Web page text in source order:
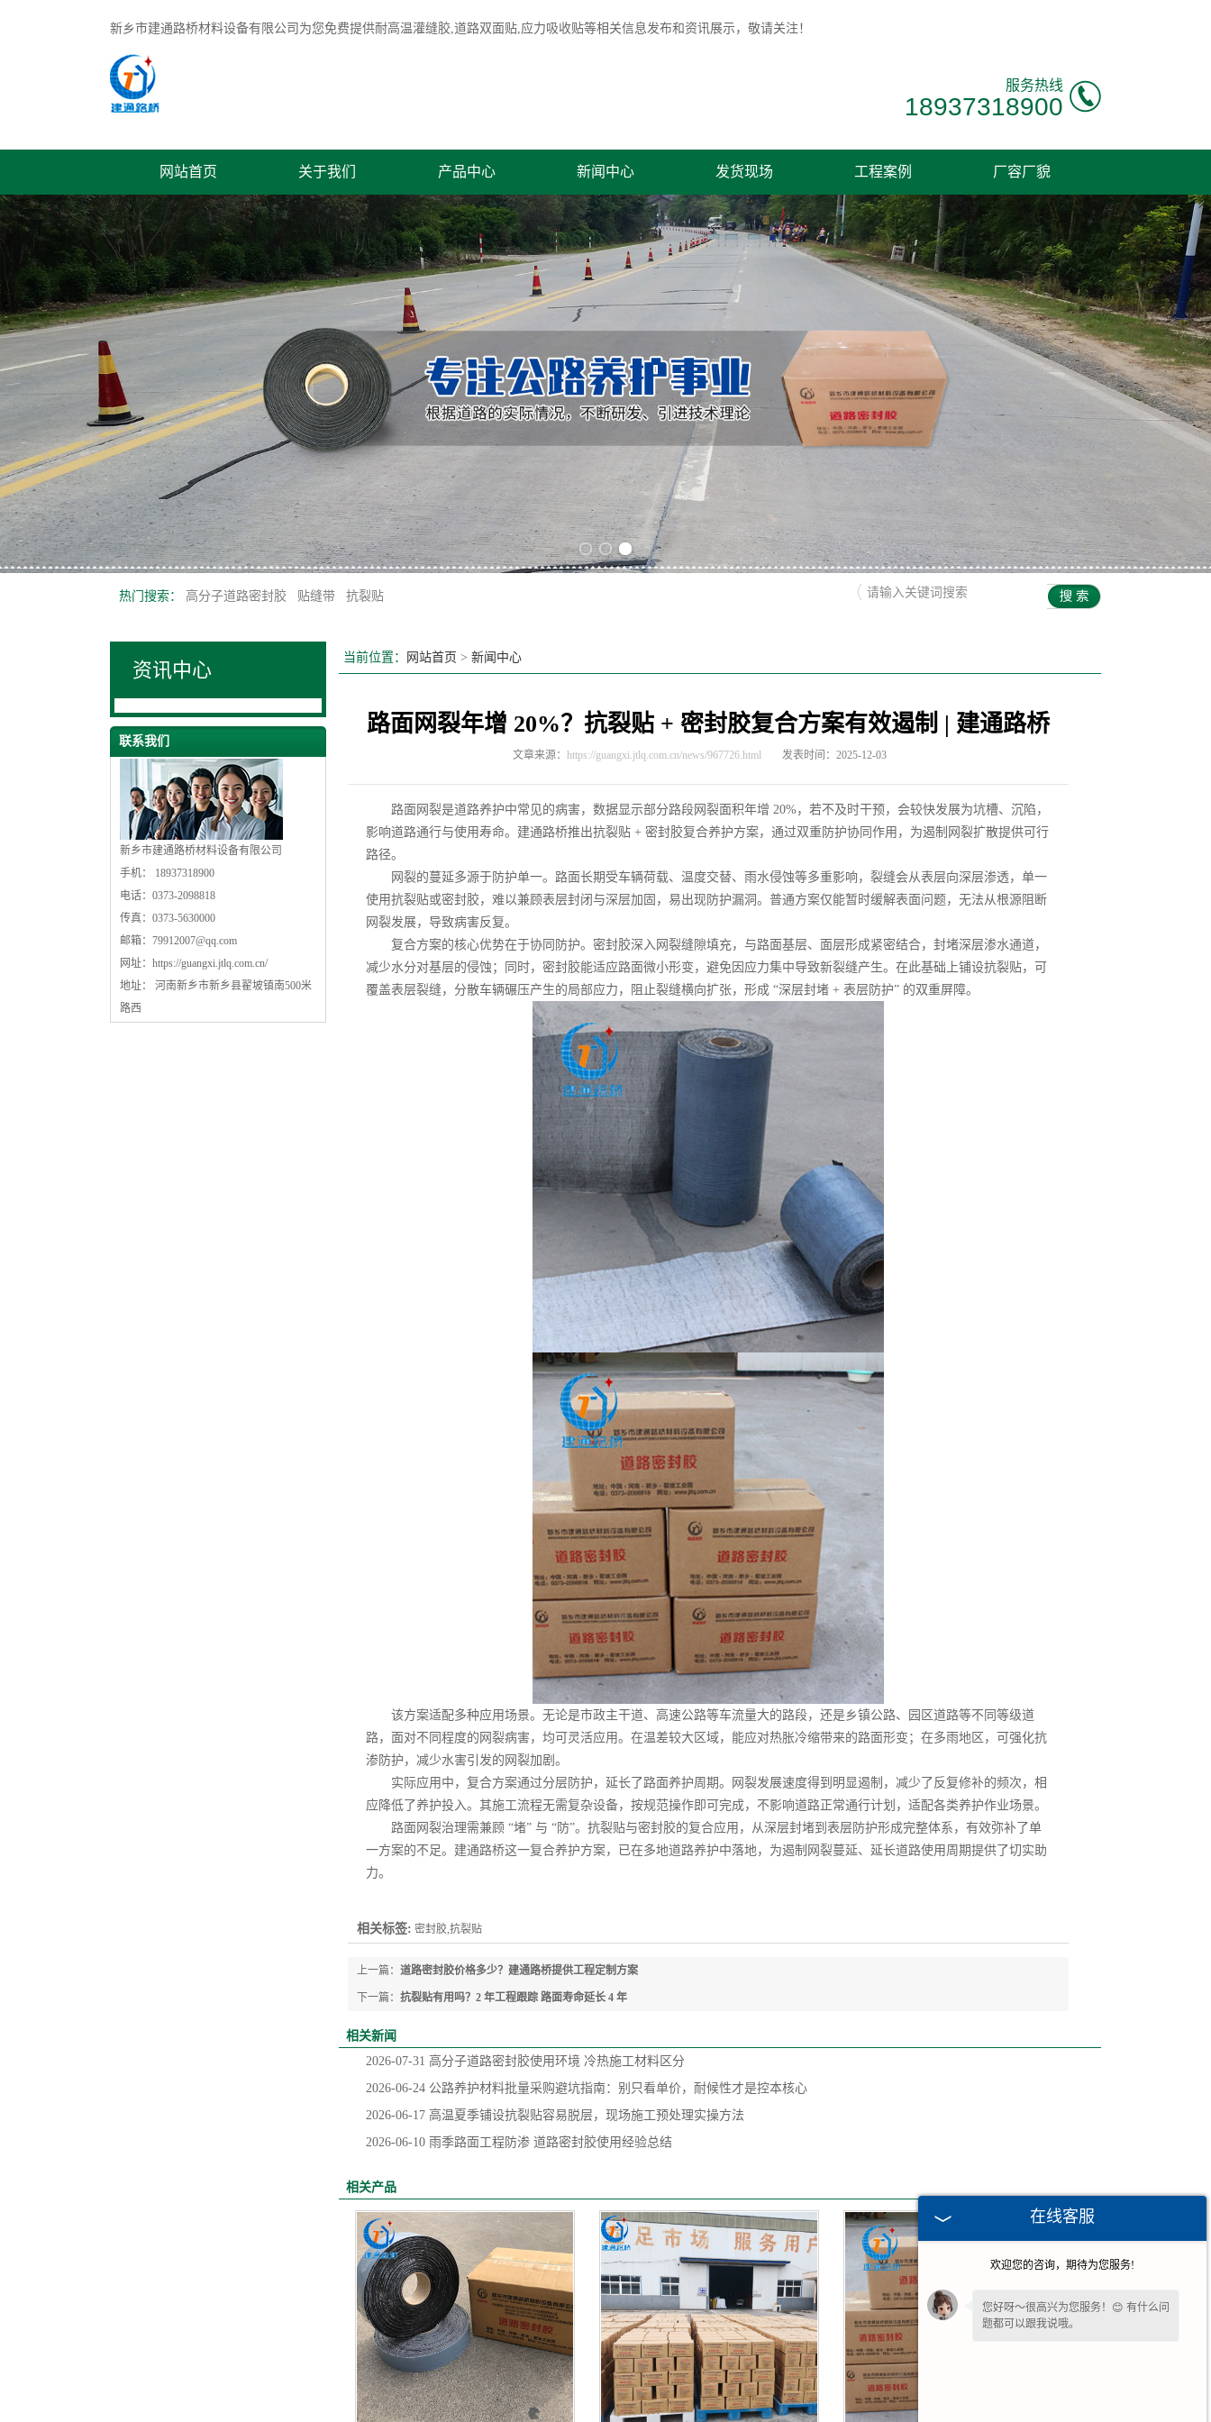
新乡市建通路桥材料设备有限公司为您免费提供耐高温灌缝胶,道路双面贴,应力吸收贴等相关信息发布和资讯展示，敬请关注！
服务热线
18937318900
网站首页 关于我们 产品中心 新闻中心 发货现场 工程案例 厂容厂貌
联系我们
热门搜索： 高分子道路密封胶 贴缝带 抗裂贴
资讯中心
联系我们
新乡市建通路桥材料设备有限公司
手机： 18937318900
电话：0373-2098818
传真：0373-5630000
邮箱： 79912007@qq.com
网址： https://guangxi.jtlq.com.cn/
地址： 河南新乡市新乡县翟坡镇南500米
路西
当前位置： 网站首页 > 新闻中心
路面网裂年增 20%？抗裂贴 + 密封胶复合方案有效遏制 | 建通路桥
文章来源： https://guangxi.jtlq.com.cn/news/967726.html 发表时间：2025-12-03
路面网裂是道路养护中常见的病害，数据显示部分路段网裂面积年增 20%，若不及时干预，会较快发展为坑槽、沉陷，
影响道路通行与使用寿命。建通路桥推出抗裂贴 + 密封胶复合养护方案，通过双重防护协同作用，为遏制网裂扩散提供可行
路径。
网裂的蔓延多源于防护单一。路面长期受车辆荷载、温度交替、雨水侵蚀等多重影响，裂缝会从表层向深层渗透，单一
使用抗裂贴或密封胶，难以兼顾表层封闭与深层加固，易出现防护漏洞。普通方案仅能暂时缓解表面问题，无法从根源阻断
网裂发展，导致病害反复。
复合方案的核心优势在于协同防护。密封胶深入网裂缝隙填充，与路面基层、面层形成紧密结合，封堵深层渗水通道，
减少水分对基层的侵蚀；同时，密封胶能适应路面微小形变，避免因应力集中导致新裂缝产生。在此基础上铺设抗裂贴，可
覆盖表层裂缝，分散车辆碾压产生的局部应力，阻止裂缝横向扩张，形成 “深层封堵 + 表层防护” 的双重屏障。
该方案适配多种应用场景。无论是市政主干道、高速公路等车流量大的路段，还是乡镇公路、园区道路等不同等级道
路，面对不同程度的网裂病害，均可灵活应用。在温差较大区域，能应对热胀冷缩带来的路面形变；在多雨地区，可强化抗
渗防护，减少水害引发的网裂加剧。
实际应用中，复合方案通过分层防护，延长了路面养护周期。网裂发展速度得到明显遏制，减少了反复修补的频次，相
应降低了养护投入。其施工流程无需复杂设备，按规范操作即可完成，不影响道路正常通行计划，适配各类养护作业场景。
路面网裂治理需兼顾 “堵” 与 “防”。抗裂贴与密封胶的复合应用，从深层封堵到表层防护形成完整体系，有效弥补了单
一方案的不足。建通路桥这一复合养护方案，已在多地道路养护中落地，为遏制网裂蔓延、延长道路使用周期提供了切实助
力。
相关标签: 密封胶,抗裂贴
上一篇： 道路密封胶价格多少？建通路桥提供工程定制方案
下一篇： 抗裂贴有用吗？2 年工程跟踪 路面寿命延长 4 年
相关新闻
2026-07-31 高分子道路密封胶使用环境 冷热施工材料区分
2026-06-24 公路养护材料批量采购避坑指南：别只看单价，耐候性才是控本核心
2026-06-17 高温夏季铺设抗裂贴容易脱层，现场施工预处理实操方法
2026-06-10 雨季路面工程防渗 道路密封胶使用经验总结
相关产品
在线客服
欢迎您的咨询，期待为您服务!
您好呀～很高兴为您服务！😊 有什么问
题都可以跟我说哦。